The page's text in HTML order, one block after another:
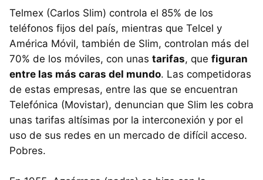
Telmex (Carlos Slim) controla el 85% de los
teléfonos fijos del país, mientras que Telcel y
América Móvil, también de Slim, controlan más del
70% de los móviles, con unas tarifas, que figuran
entre las más caras del mundo. Las competidoras
de estas empresas, entre las que se encuentran
Telefónica (Movistar), denuncian que Slim les cobra
unas tarifas altísimas por la interconexión y por el
uso de sus redes en un mercado de difícil acceso.
Pobres.